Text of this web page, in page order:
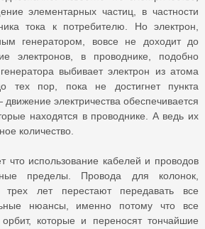
элементарных частиц, в частности
тока к потребителю. Но электрон,
генератором, вовсе не доходит до
электронов, в проводнике, подобно
выбивает электрон из атома
тех пор, пока не достигнет пункта
электричества обеспечивается
находятся в проводнике. А ведь их
количество.
что использование кабелей и проводов
пределы. Провода для колонок,
трех лет перестают передавать все
нюансы, именно потому что все
которые и переносят тончайшие